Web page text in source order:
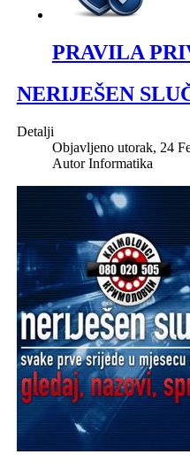
PRAVILA
NERIJEŠEN
Detalji
Objavljeno utorak, 24
AutorInformatika